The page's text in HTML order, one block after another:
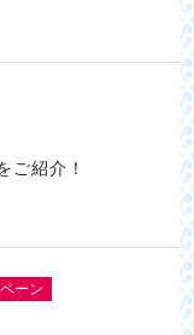
ご紹介！
ーン